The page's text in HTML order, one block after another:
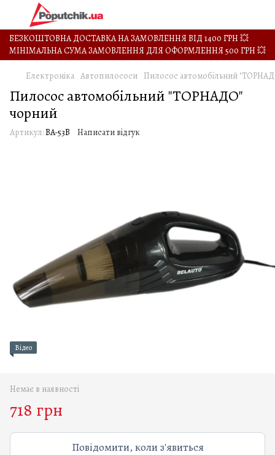
БЕЗКОШТОВНА ДОСТАВКА НА ЗАМОВЛЕННЯ ВІД 1400 ГРН 💥
МІНІМАЛЬНА СУМА ЗАМОВЛЕННЯ ДЛЯ ОФОРМЛЕННЯ 500 ГРН 💥
Електроніка Автопилососи Пилосос автомобільний
Пилосос автомобільний "ТОРНАДО"
чорний
Артикул:BA-53B Написати відгук
Відео
Немає в наявності
718 грн
Повідомити, коли з'явиться